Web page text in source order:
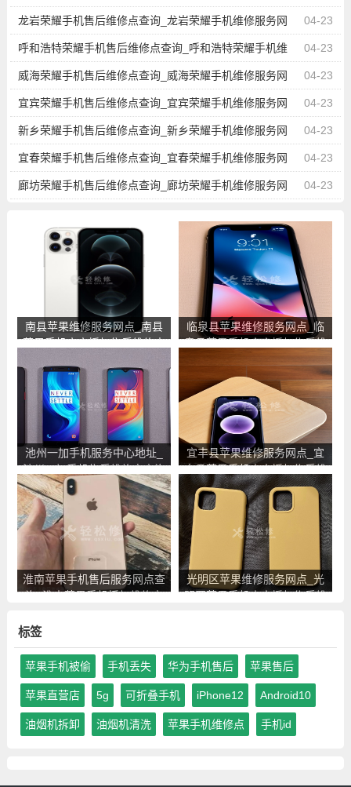
点地址 04-23
龙岩荣耀手机售后维修点查询_龙岩荣耀手机维修服务网
点地址 04-23
呼和浩特荣耀手机售后维修点查询_呼和浩特荣耀手机维
修服务网点地址 04-23
威海荣耀手机售后维修点查询_威海荣耀手机维修服务网
点地址 04-23
宜宾荣耀手机售后维修点查询_宜宾荣耀手机维修服务网
点地址 04-23
新乡荣耀手机售后维修点查询_新乡荣耀手机维修服务网
点地址 04-23
宜春荣耀手机售后维修点查询_宜春荣耀手机维修服务网
点地址 04-23
廊坊荣耀手机售后维修点查询_廊坊荣耀手机维修服务网
南县苹果维修服务网点_南县
苹果手机官方授权售后维修中
临泉县苹果维修服务网点_临
泉县苹果手机官方授权售后维
池州一加手机服务中心地址_
池州一加手机售后维修点查询
宜丰县苹果维修服务网点_宜
丰县苹果手机官方授权售后维
修中心地址电话
淮南苹果手机售后服务网点查
询_淮南苹果手机授权维修中
光明区苹果维修服务网点_光
明区苹果手机官方授权售后维
标签
苹果手机被偷 手机丢失 华为手机售后 苹果售后
苹果直营店 5g 可折叠手机 iPhone12 Android10
油烟机拆卸 油烟机清洗 苹果手机维修点 手机id